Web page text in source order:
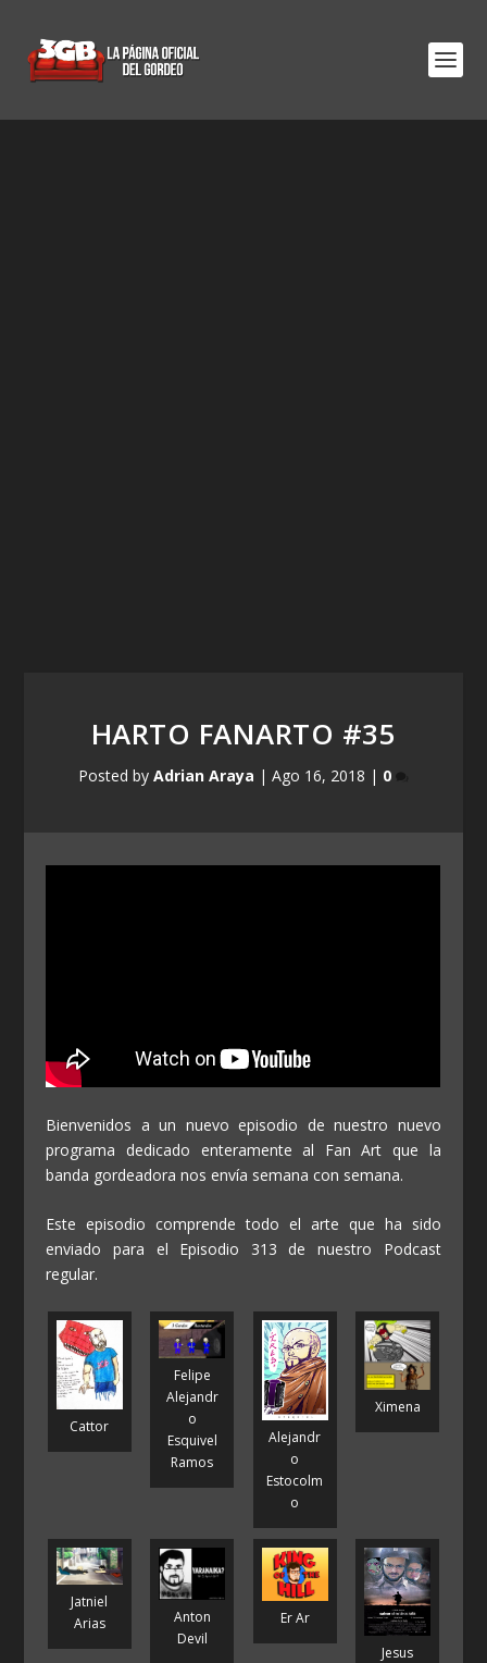
HARTO FANARTO #35
Posted by Adrian Araya | Ago 16, 2018 | 0
Bienvenidos a un nuevo episodio de nuestro nuevo
programa dedicado enteramente al Fan Art que la
banda gordeadora nos envía semana con semana.
Este episodio comprende todo el arte que ha sido
enviado para el Episodio 313 de nuestro Podcast
regular.
Cattor
Felipe
Alejandr
o
Esquivel
Ramos
Alejandr
o
Estocolm
o
Ximena
Jatniel
Arias
Anton
Devil
Er Ar
Jesus